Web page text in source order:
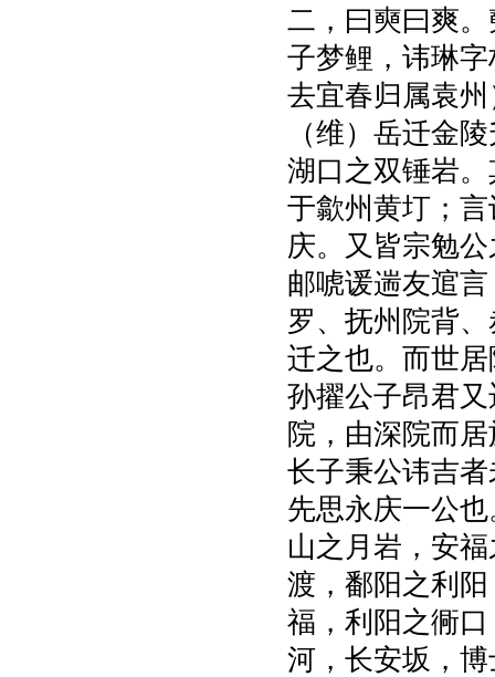
二，曰奭曰爽
子梦鲤，讳琳
去宜春归属袁
（维）岳迁金
湖口之双锤岩
于歙州黄圢；
庆。又皆宗勉
邮唬谖遄友逭
罗、抚州院背
迁之也。而世
孙擢公子昂君
院，由深院而
长子秉公讳吉
先思永庆一公
山之月岩，安
渡，鄱阳之利
福，利阳之衕
河，长安坂，